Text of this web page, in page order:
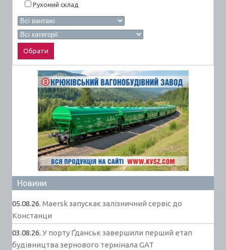
Рухомий склад
Новини
05.08.26. Maersk запускає залізничний сервіс до
Констанци
03.08.26. У порту Ґданськ завершили перший етап
будівництва зернового термінала GAT